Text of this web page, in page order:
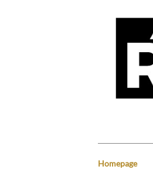
Homepage